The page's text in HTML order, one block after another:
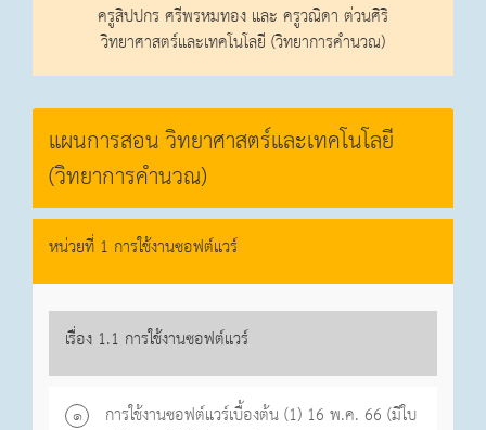
ครูสิปปกร ศรีพรหมทอง และ ครูวณิดา ต่วนศิริ
วิทยาศาสตร์และเทคโนโลยี (วิทยาการคำนวณ)
แผนการสอน วิทยาศาสตร์และเทคโนโลยี
(วิทยาการคำนวณ)
หน่วยที่ 1 การใช้งานซอฟต์แวร์
เรื่อง 1.1 การใช้งานซอฟต์แวร์
๑
การใช้งานซอฟต์แวร์เบื้องต้น (1) 16 พ.ค. 66 (มีใบ